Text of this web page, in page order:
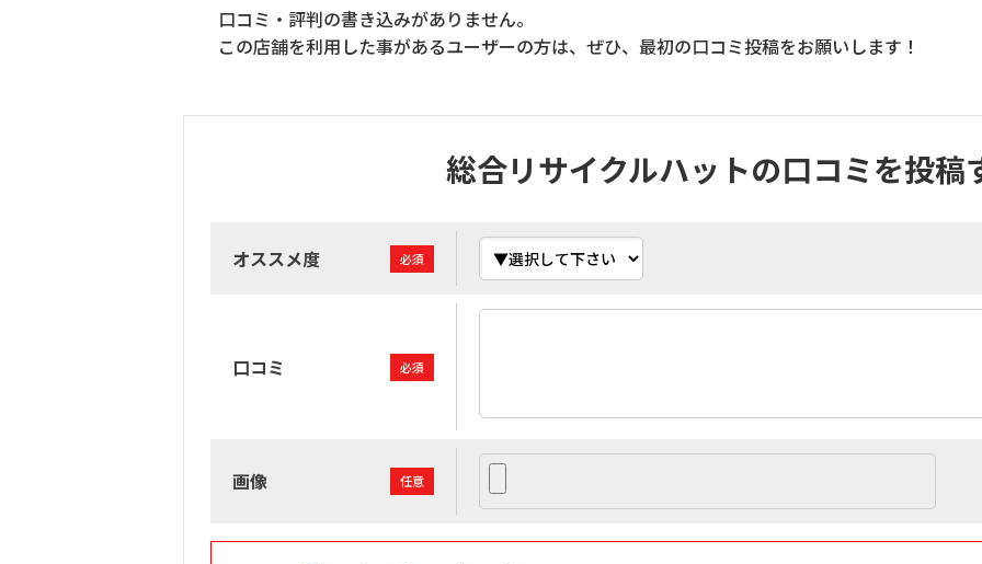
口コミ・評判の書き込みがありません。
この店舗を利用した事があるユーザーの方は、ぜひ、最初の口コミ投稿をお願いします！
総合リサイクルハットの口コミを投稿
オススメ度 必須
口コミ 必須
画像 任意